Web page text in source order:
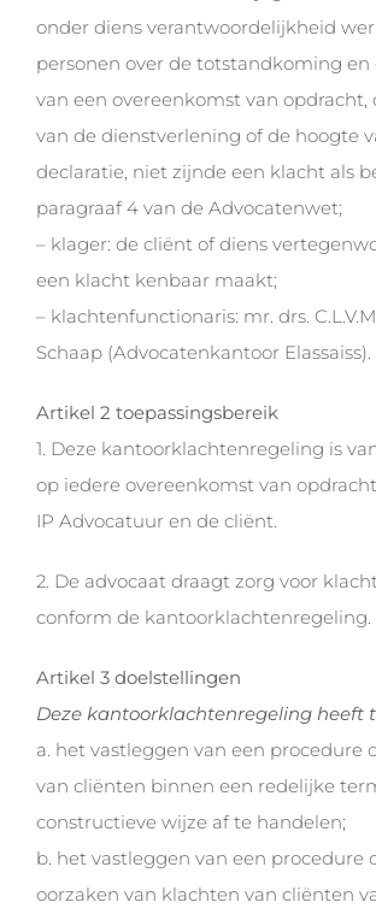
onder diens verantwoordelijkheid
personen over de totstandkoming
van een overeenkomst van
van de dienstverlening of de hoogte
declaratie, niet zijnde een klacht als
paragraaf 4 van de Advocatenwet;
– klager: de cliënt of diens
een klacht kenbaar maakt;
– klachtenfunctionaris: mr. drs.
Schaap (Advocatenkantoor Elassaiss).
Artikel 2 toepassingsbereik
1. Deze kantoorklachtenregeling is
op iedere overeenkomst van
IP Advocatuur en de cliënt.
2. De advocaat draagt zorg voor
conform de kantoorklachtenregeling.
Artikel 3 doelstellingen
Deze kantoorklachtenregeling heeft
a. het vastleggen van een procedure
van cliënten binnen een redelijke
constructieve wijze af te handelen;
b. het vastleggen van een procedure
oorzaken van klachten van cliënten